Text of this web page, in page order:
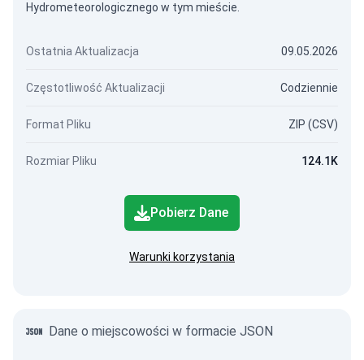
Hydrometeorologicznego w tym mieście.
Ostatnia Aktualizacja 09.05.2026
Częstotliwość Aktualizacji Codziennie
Format Pliku ZIP (CSV)
Rozmiar Pliku 124.1K
Pobierz Dane
Warunki korzystania
Dane o miejscowości w formacie JSON